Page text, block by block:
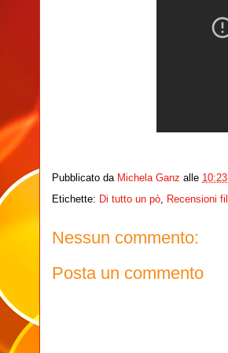
Pubblicato da Michela Ganz alle 10:23
Etichette: Di tutto un pò Recensioni
Nessun commento:
Posta un commento